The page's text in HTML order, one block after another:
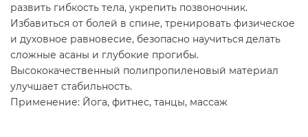
развить гибкость тела, укрепить позвоночник.
Избавиться от болей в спине, тренировать физическое
и духовное равновесие, безопасно научиться делать
сложные асаны и глубокие прогибы.
Высококачественный полипропиленовый материал
улучшает стабильность.
Применение: Йога, фитнес, танцы, массаж